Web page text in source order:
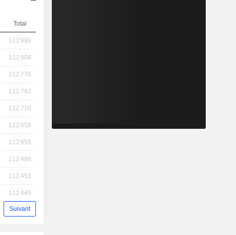
Total
112 990
112 908
112 776
112 743
112 710
112 658
112 655
112 486
112 453
112 445
Suivant